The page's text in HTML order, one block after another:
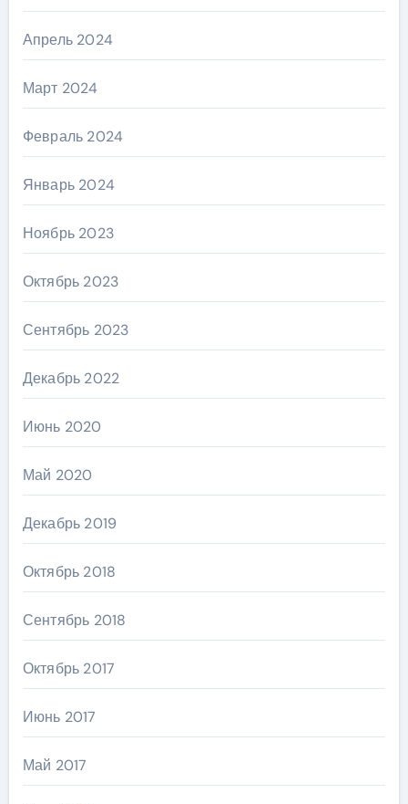
Апрель 2024
Март 2024
Февраль 2024
Январь 2024
Ноябрь 2023
Октябрь 2023
Сентябрь 2023
Декабрь 2022
Июнь 2020
Май 2020
Декабрь 2019
Октябрь 2018
Сентябрь 2018
Октябрь 2017
Июнь 2017
Май 2017